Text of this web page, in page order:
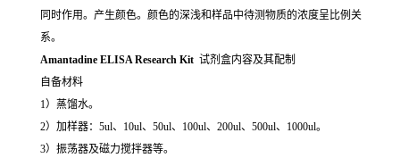
同时作用。产生颜色。颜色的深浅和样品中待测物质的浓度呈比例关
系。
Amantadine ELISA Research Kit 试剂盒内容及其配制
自备材料
1）蒸馏水。
2）加样器：5ul、10ul、50ul、100ul、200ul、500ul、1000ul。
3）振荡器及磁力搅拌器等。